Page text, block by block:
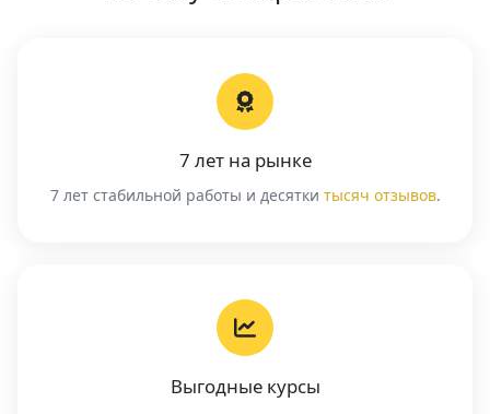
7 лет на рынке
7 лет стабильной работы и десятки тысяч отзывов.
Выгодные курсы